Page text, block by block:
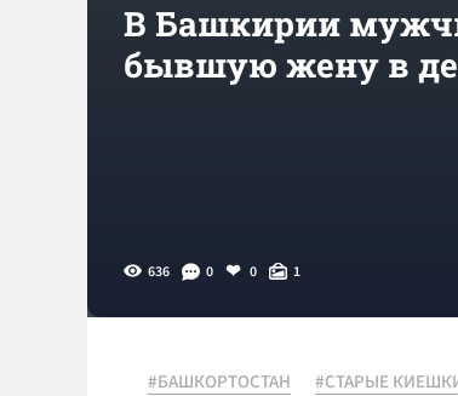
В Башкирии
бывшую жену в
636 0 0 1
#БАШКОРТОСТАН #СТАРЫЕ